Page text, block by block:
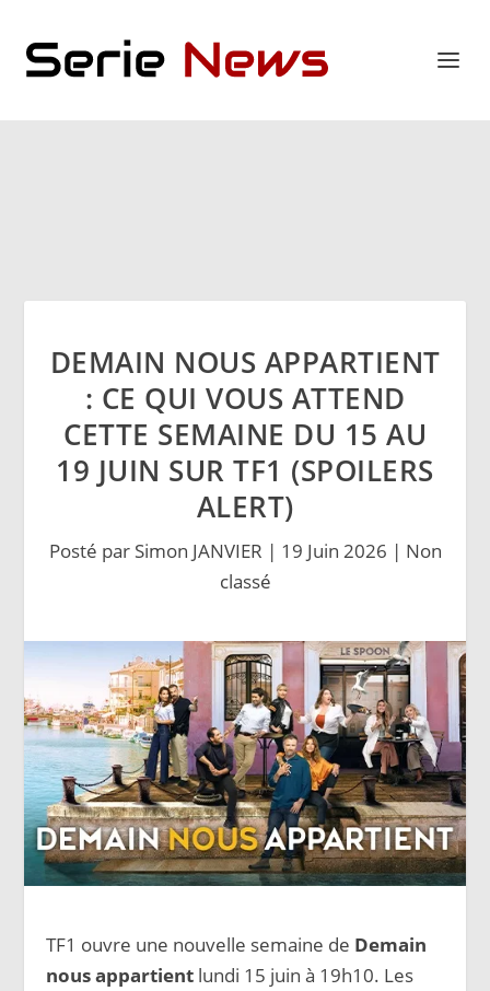
DEMAIN NOUS APPARTIENT
: CE QUI VOUS ATTEND
CETTE SEMAINE DU 15 AU
19 JUIN SUR TF1 (SPOILERS
ALERT)
Posté par Simon JANVIER | 19 Juin 2026 | Non
classé
TF1 ouvre une nouvelle semaine de Demain
nous appartient lundi 15 juin à 19h10. Les